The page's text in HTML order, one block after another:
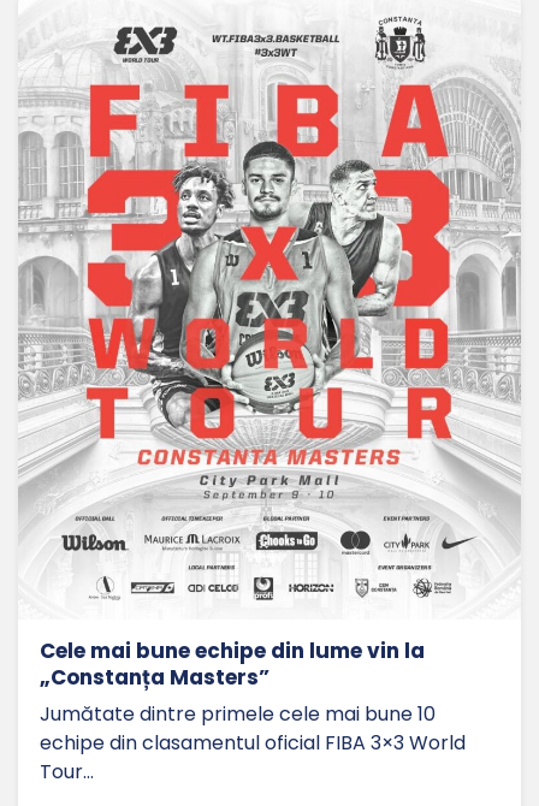
Cele mai bune echipe din lume vin la
„Constanța Masters”
Jumătate dintre primele cele mai bune 10
echipe din clasamentul oficial FIBA 3×3 World
Tour…